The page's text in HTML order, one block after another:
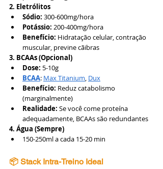
2. Eletrólitos
Sódio: 300-600mg/hora
Potássio: 200-400mg/hora
Benefício: Hidratação celular, contração
muscular, previne cãibras
3. BCAAs (Opcional)
Dose: 5-10g
BCAA: Max Titanium, Dux
Benefício: Reduz catabolismo
(marginalmente)
Realidade: Se você come proteína
adequadamente, BCAAs são redundantes
4. Água (Sempre)
150-250ml a cada 15-20 min
📦 Stack Intra-Treino Ideal